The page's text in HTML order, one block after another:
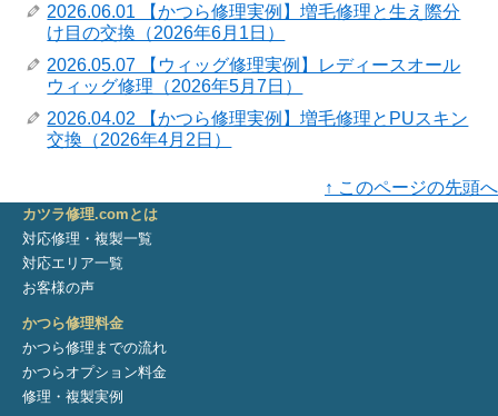
2026.06.01 【かつら修理実例】増毛修理と生え際分
け目の交換（2026年6月1日）
2026.05.07 【ウィッグ修理実例】レディースオール
ウィッグ修理（2026年5月7日）
2026.04.02 【かつら修理実例】増毛修理とPUスキン
交換（2026年4月2日）
↑ このページの先頭へ
カツラ修理.comとは
対応修理・複製一覧
対応エリア一覧
お客様の声
かつら修理料金
かつら修理までの流れ
かつらオプション料金
修理・複製実例